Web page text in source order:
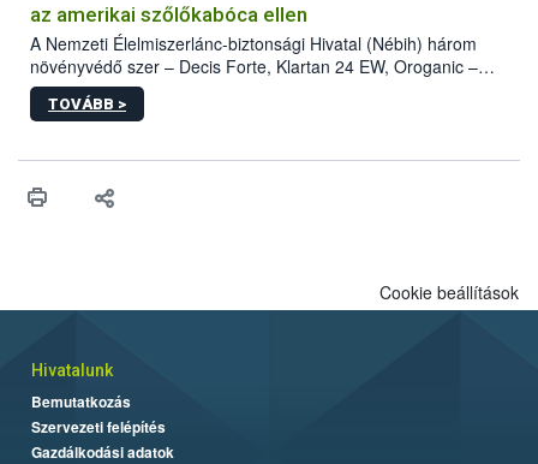
az amerikai szőlőkabóca ellen
A Nemzeti Élelmiszerlánc-biztonsági Hivatal (Nébih) három
növényvédő szer – Decis Forte, Klartan 24 EW, Oroganic –
engedélyokiratát módosította, így azok a szüretet követően,
egészen a vesszőérettség (BBCH 91) stádiumáig
érésű szőlőkben is legyen lehetőség a károsító elleni további
felhasználók számára is elérhető és ökológiai termesztésben is
TOVÁBB >
Cookie beállítások
Hivatalunk
Bemutatkozás
Szervezeti felépítés
Gazdálkodási adatok